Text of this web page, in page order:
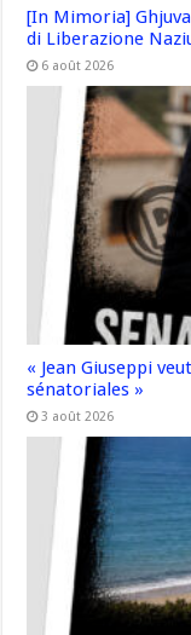
[In Mimoria]
di Liberazione
6 août 2026
« Jean Giuseppi
sénatoriales »
3 août 2026